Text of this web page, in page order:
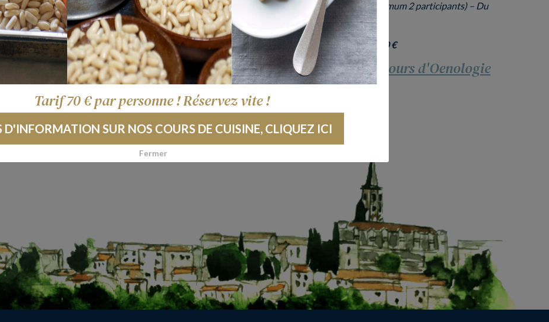
La réservation est obligatoire au 05 62 18 85 00 (minimum 2 participants) – Du
mercredi au samedi uniquement
Tarif par personne : 50 €
Vérifiez nos prochaines dates cours d'Oenologie
Fermer
Tarif 70 € par personne ! Réservez vite !
D'INFORMATION SUR NOS COURS DE CUISINE, CLIQUEZ ICI